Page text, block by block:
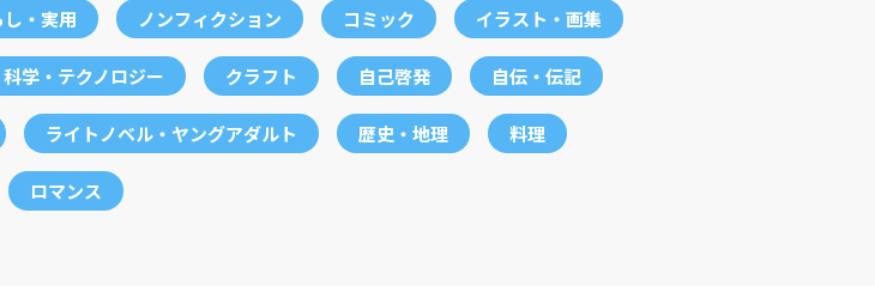
・実用 ノンフィクション コミック イラスト・画集
科学・テクノロジー クラフト 自己啓発 自伝・伝記
ライトノベル・ヤングアダルト 歴史・地理 料理
ロマンス